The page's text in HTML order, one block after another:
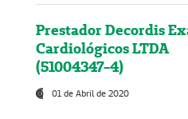
Prestador Decordis
Cardiológicos LTDA
(51004347-4)
01 de Abril de 2020